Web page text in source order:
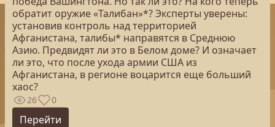
обратит оружие «Талибан»*? Эксперты уверены:
установив контроль над территорией
Афганистана, талибы* направятся в Среднюю
Азию. Предвидят ли это в Белом доме? И означает
ли это, что после ухода армии США из
Афганистана, в регионе воцарится еще больший
хаос?
26 0
Перейти